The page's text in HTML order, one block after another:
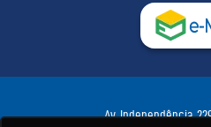
Av. Independência,